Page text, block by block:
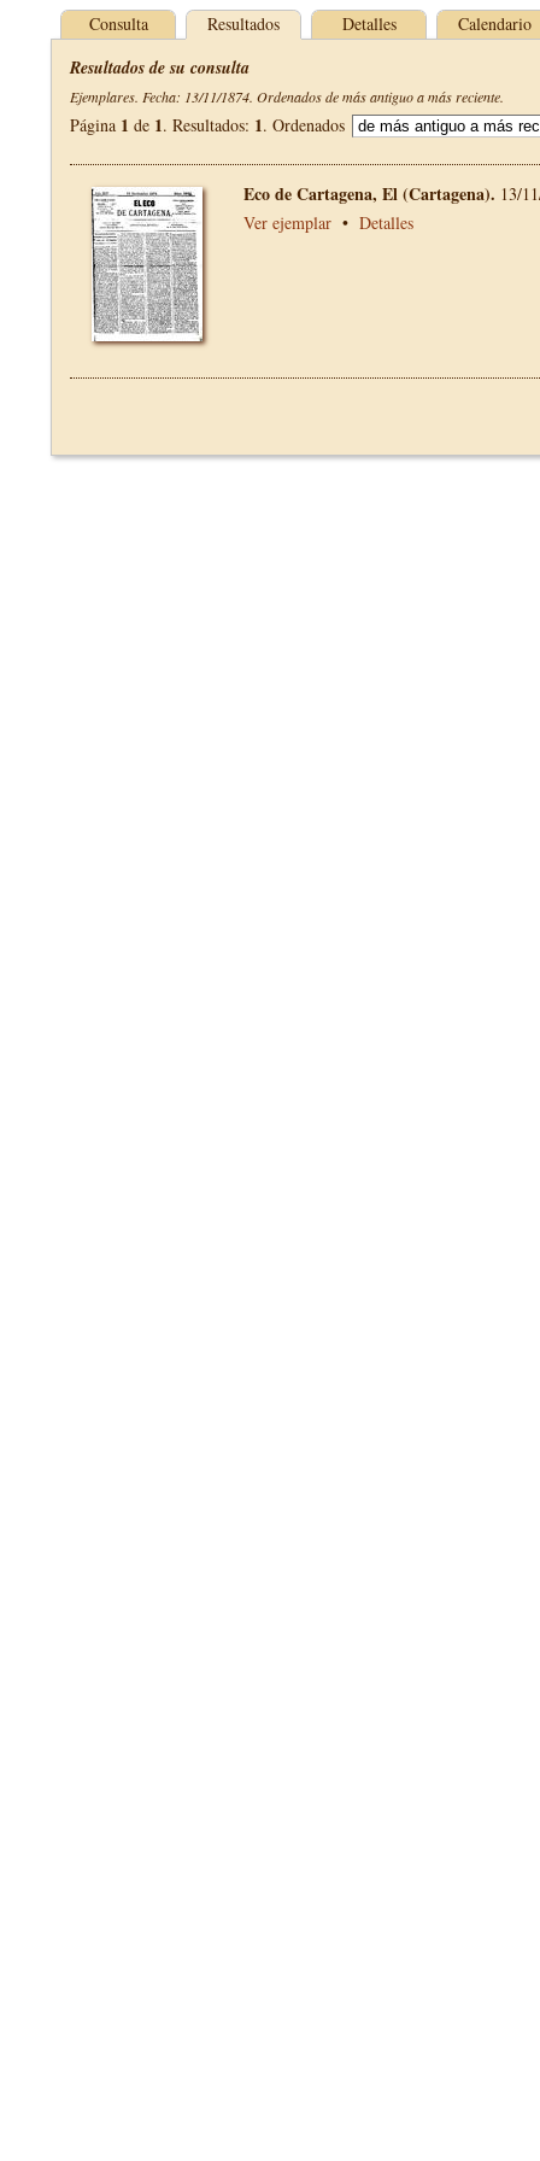
Consulta Resultados Detalles Calendario
Resultados de su consulta
Ejemplares. Fecha: 13/11/1874. Ordenados de más antiguo a más reciente.
Página 1 de 1. Resultados: 1. Ordenados
Eco de Cartagena, El (Cartagena). 13/
Ver ejemplar • Detalles